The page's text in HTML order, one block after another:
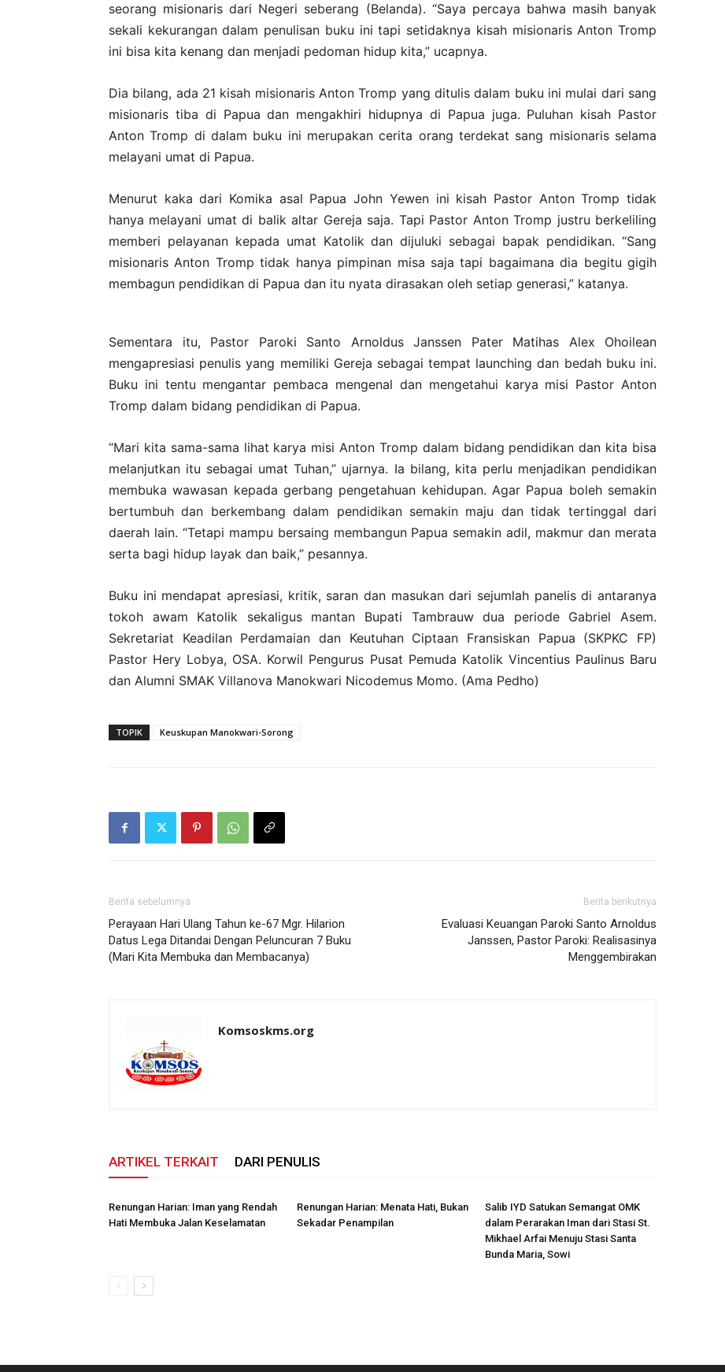
seorang misionaris dari Negeri seberang (Belanda). “Saya percaya bahwa masih banyak
sekali kekurangan dalam penulisan buku ini tapi setidaknya kisah misionaris Anton Tromp
ini bisa kita kenang dan menjadi pedoman hidup kita,” ucapnya.
Dia bilang, ada 21 kisah misionaris Anton Tromp yang ditulis dalam buku ini mulai dari sang
misionaris tiba di Papua dan mengakhiri hidupnya di Papua juga. Puluhan kisah Pastor
Anton Tromp di dalam buku ini merupakan cerita orang terdekat sang misionaris selama
melayani umat di Papua.
Menurut kaka dari Komika asal Papua John Yewen ini kisah Pastor Anton Tromp tidak
hanya melayani umat di balik altar Gereja saja. Tapi Pastor Anton Tromp justru berkeliling
memberi pelayanan kepada umat Katolik dan dijuluki sebagai bapak pendidikan. “Sang
misionaris Anton Tromp tidak hanya pimpinan misa saja tapi bagaimana dia begitu gigih
membagun pendidikan di Papua dan itu nyata dirasakan oleh setiap generasi,” katanya.
Sementara itu, Pastor Paroki Santo Arnoldus Janssen Pater Matihas Alex Ohoilean
mengapresiasi penulis yang memiliki Gereja sebagai tempat launching dan bedah buku ini.
Buku ini tentu mengantar pembaca mengenal dan mengetahui karya misi Pastor Anton
Tromp dalam bidang pendidikan di Papua.
“Mari kita sama-sama lihat karya misi Anton Tromp dalam bidang pendidikan dan kita bisa
melanjutkan itu sebagai umat Tuhan,” ujarnya. Ia bilang, kita perlu menjadikan pendidikan
membuka wawasan kepada gerbang pengetahuan kehidupan. Agar Papua boleh semakin
bertumbuh dan berkembang dalam pendidikan semakin maju dan tidak tertinggal dari
daerah lain. “Tetapi mampu bersaing membangun Papua semakin adil, makmur dan merata
serta bagi hidup layak dan baik,” pesannya.
Buku ini mendapat apresiasi, kritik, saran dan masukan dari sejumlah panelis di antaranya
tokoh awam Katolik sekaligus mantan Bupati Tambrauw dua periode Gabriel Asem.
Sekretariat Keadilan Perdamaian dan Keutuhan Ciptaan Fransiskan Papua (SKPKC FP)
Pastor Hery Lobya, OSA. Korwil Pengurus Pusat Pemuda Katolik Vincentius Paulinus Baru
dan Alumni SMAK Villanova Manokwari Nicodemus Momo. (Ama Pedho)
TOPIK Keuskupan Manokwari-Sorong
Berita sebelumnya
Perayaan Hari Ulang Tahun ke-67 Mgr. Hilarion
Datus Lega Ditandai Dengan Peluncuran 7 Buku
(Mari Kita Membuka dan Membacanya)
Berita berikutnya
Evaluasi Keuangan Paroki Santo Arnoldus
Janssen, Pastor Paroki: Realisasinya
Menggembirakan
Komsoskms.org
ARTIKEL TERKAIT DARI PENULIS
Renungan Harian: Iman yang Rendah
Hati Membuka Jalan Keselamatan
Renungan Harian: Menata Hati, Bukan
Sekadar Penampilan
Salib IYD Satukan Semangat OMK
dalam Perarakan Iman dari Stasi St.
Mikhael Arfai Menuju Stasi Santa
Bunda Maria, Sowi